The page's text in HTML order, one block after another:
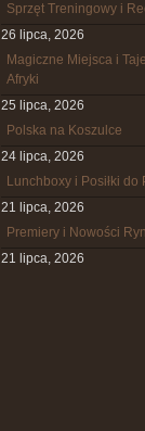
Sprzęt Treningowy i
26 lipca, 2026
Magiczne Miejsca i
Afryki
25 lipca, 2026
Polska na Koszulce
24 lipca, 2026
Lunchboxy i Posiłki do
21 lipca, 2026
Premiery i Nowości
21 lipca, 2026